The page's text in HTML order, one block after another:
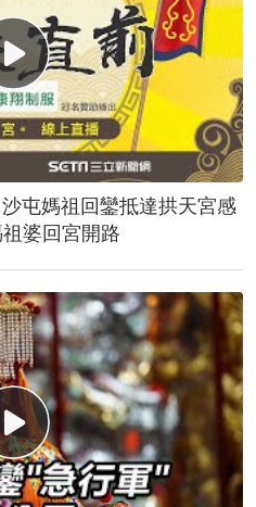
屯媽祖回鑾抵達拱天宮感
婆回宮開路